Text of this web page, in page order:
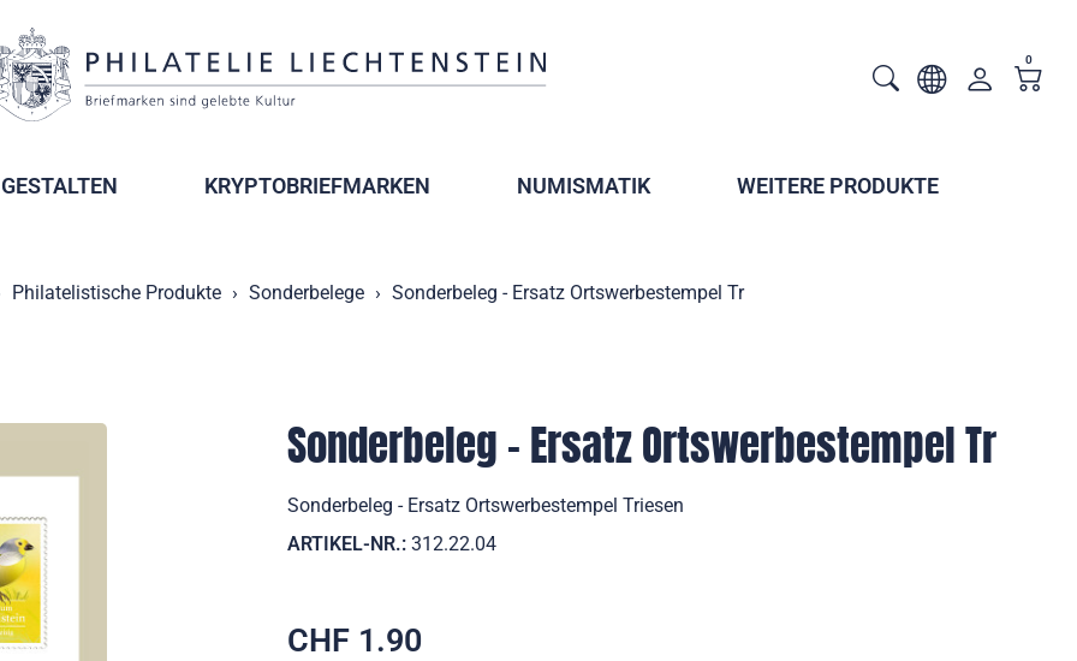
0
GESTALTEN KRYPTOBRIEFMARKEN NUMISMATIK WEITERE PRODUKTE
Philatelistische Produkte Sonderbelege Sonderbeleg - Ersatz Ortswerbestempel Tr
Sonderbeleg - Ersatz Ortswerbestempel Tr
Sonderbeleg - Ersatz Ortswerbestempel Triesen
ARTIKEL-NR.: 312.22.04
CHF 1.90